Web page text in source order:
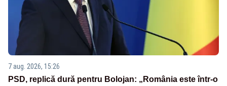
7 aug. 2026, 15:26
PSD, replică dură pentru Bolojan: „România este într-o